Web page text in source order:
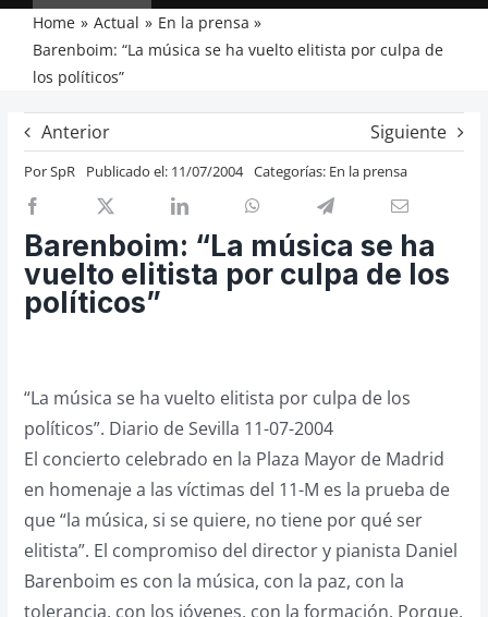
Actual
Artículos
Crítica
Previos de ópera
Entrevistas
Recomendación
Cosas de Beckmesser
Nosotros y privacidad
Buscar:
Home Actual
En la prensa
Barenboim: “La música se ha vuelto elitista por culpa de
los políticos”
Anterior Siguiente
PorSpR Publicado el: 11/07/2004 Categorías: En la prensa
Barenboim: “La música se ha
vuelto elitista por culpa de los
políticos”
“La música se ha vuelto elitista por culpa de los
políticos”. Diario de Sevilla 11-07-2004
El concierto celebrado en la Plaza Mayor de Madrid
en homenaje a las víctimas del 11-M es la prueba de
que “la música, si se quiere, no tiene por qué ser
elitista”. El compromiso del director y pianista Daniel
Barenboim es con la música, con la paz, con la
tolerancia, con los jóvenes, con la formación. Porque,